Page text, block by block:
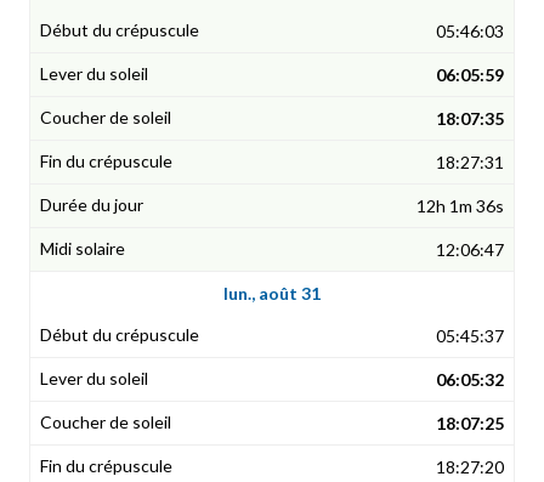
05:46:03
06:05:59
18:07:35
18:27:31
12h 1m 36s
12:06:47
lun., août 31
05:45:37
06:05:32
18:07:25
18:27:20